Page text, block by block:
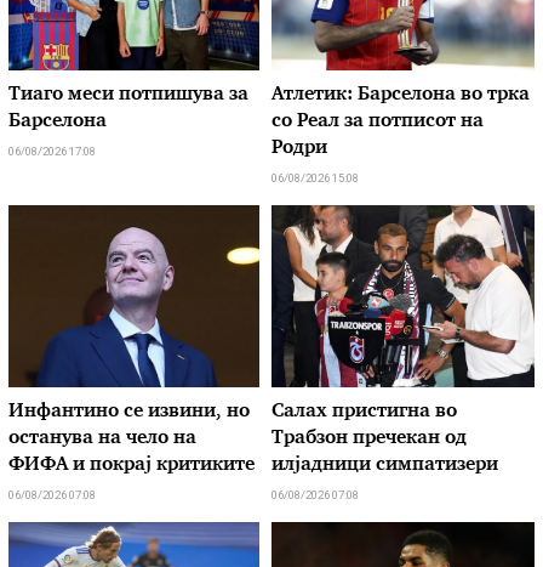
Тиаго меси потпишува за
Барселона
06/08/2026 17:08
Атлетик: Барселона во трка
со Реал за потписот на
Родри
06/08/2026 15:08
Инфантино се извини, но
останува на чело на
ФИФА и покрај критиките
06/08/2026 07:08
Салах пристигна во
Трабзон пречекан од
илјадници симпатизери
06/08/2026 07:08